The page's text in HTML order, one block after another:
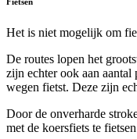
Het is niet mogelijk om
De routes lopen het
zijn echter ook aan aantal
wegen fietst. Deze zijn
Door de onverharde
met de koersfiets te